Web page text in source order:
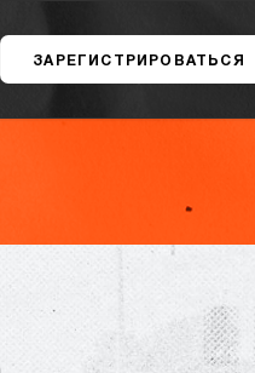
ЗАРЕГИСТРИРОВАТЬСЯ